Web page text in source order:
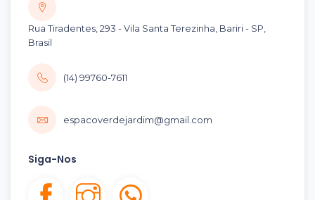
Rua Tiradentes, 293 - Vila Santa Terezinha, Bariri - SP,
Brasil
(14) 99760-7611
espacoverdejardim@gmail.com
Siga-Nos